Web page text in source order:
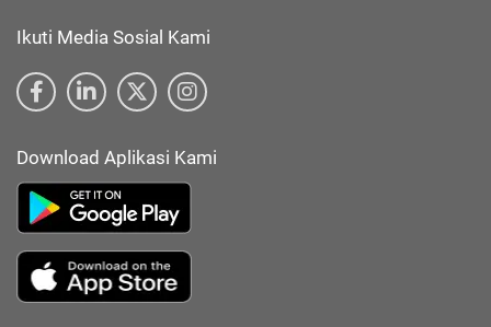
Ikuti Media Sosial Kami
Download Aplikasi Kami